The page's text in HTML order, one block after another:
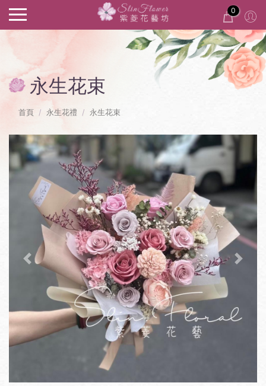
0
永生花束
首頁 永生花禮 永生花束
Previous Next